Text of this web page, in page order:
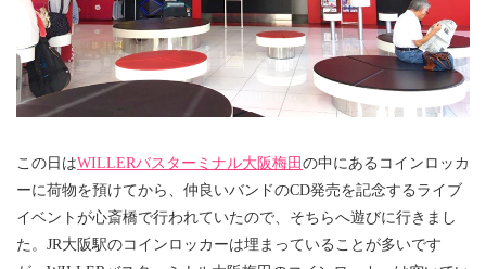
この日はWILLERバスターミナル大阪梅田 の中にあるコインロッカ
ーに荷物を預けてから、仲良いバンドのCD発売を記念するライブ
イベントが心斎橋で行われていたので、そちらへ遊びに行きまし
た。JR大阪駅のコインロッカーは埋まっていることが多いです